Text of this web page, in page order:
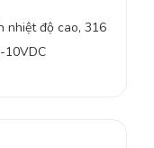
nhiệt độ cao, 316
10VDC